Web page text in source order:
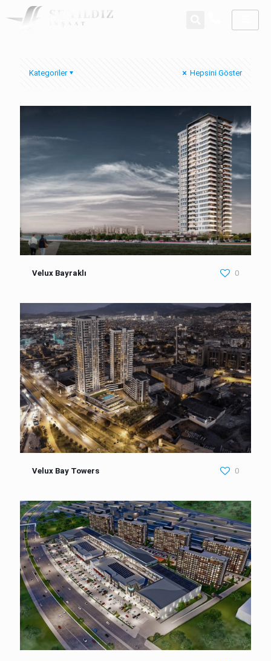
Kategoriler Hepsini Göster
Velux Bayraklı 0
Velux Bay Towers 0